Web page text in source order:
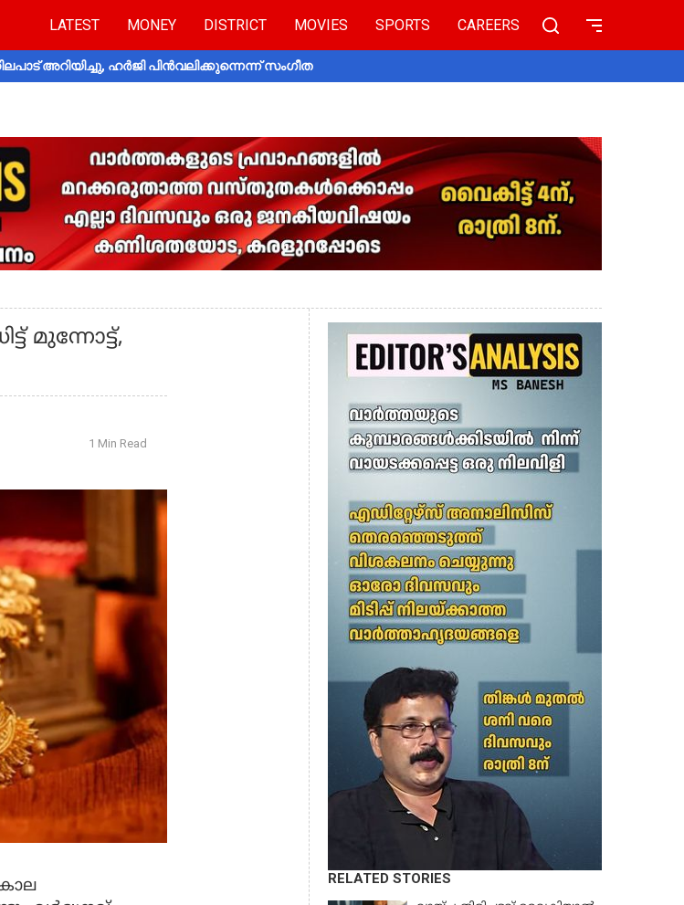
LATEST MONEY DISTRICT MOVIES SPORTS CAREERS
അറിയിച്ചു, ഹർജി പിൻവലിക്കുന്നെന്ന് സംഗീത
മുന്നോട്ട്,
1 Min Read
RELATED STORIES